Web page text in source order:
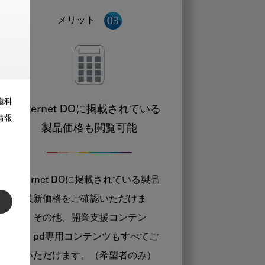
科
報
メリット
Internet DOに掲載されている
製品価格も閲覧可能
Internet DOに掲載されている製品
の最新価格をご確認いただけま
す。その他、開業支援コンテン
ツ、pd専用コンテンツもすべてご
覧いただけます。（希望者のみ）